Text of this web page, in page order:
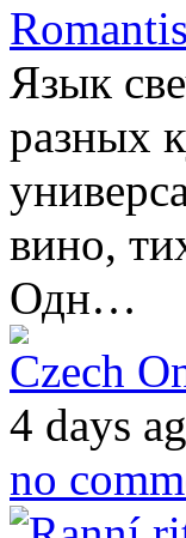
Язык
разных
вино,
Одн…
Czech
4 days
no